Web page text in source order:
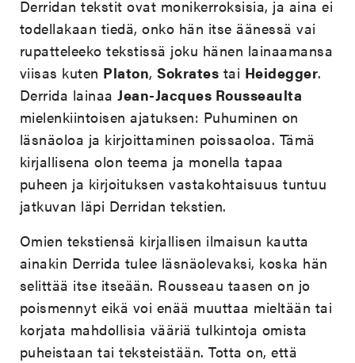
Derridan tekstit ovat monikerroksisia, ja aina ei
todellakaan tiedä, onko hän itse äänessä vai
rupatteleeko tekstissä joku hänen lainaamansa
viisas kuten Platon,Sokrates tai Heidegger.
Derrida lainaaJean-Jacques Rousseaulta
mielenkiintoisen ajatuksen: Puhuminen on
läsnäoloa ja kirjoittaminen poissaoloa. Tämä
kirjallisena olon teema ja monella tapaa
puheen ja kirjoituksen vastakohtaisuus tuntuu
jatkuvan läpi Derridan tekstien.
Omien tekstiensä kirjallisen ilmaisun kautta
ainakin Derrida tulee läsnäolevaksi, koska hän
selittää itse itseään. Rousseau taasen on jo
poismennyt eikä voi enää muuttaa mieltään tai
korjata mahdollisia vääriä tulkintoja omista
puheistaan tai teksteistään. Totta on, että